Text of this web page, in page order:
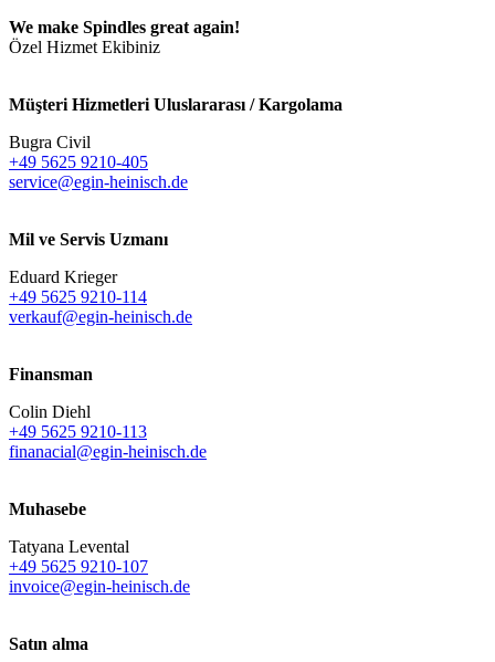
We make Spindles great again!
Özel Hizmet Ekibiniz
Müşteri Hizmetleri Uluslararası / Kargolama
Bugra Civil
+49 5625 9210-405
service@egin-heinisch.de
Mil ve Servis Uzmanı
Eduard Krieger
+49 5625 9210-114
verkauf@egin-heinisch.de
Finansman
Colin Diehl
+49 5625 9210-113
finanacial@egin-heinisch.de
Muhasebe
Tatyana Levental
+49 5625 9210-107
invoice@egin-heinisch.de
Satın alma